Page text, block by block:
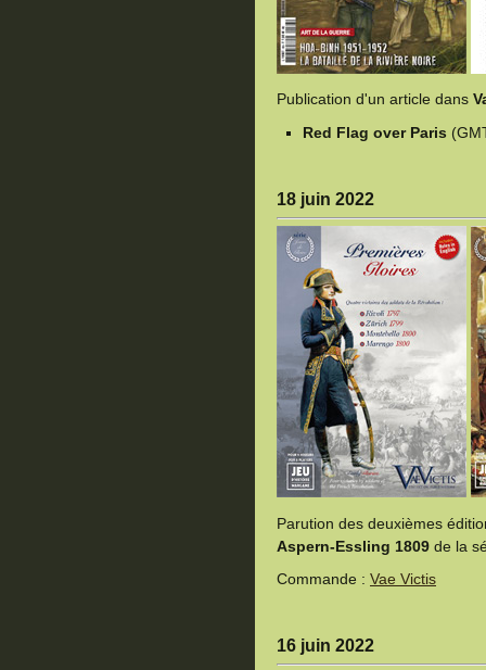
Publication d'un article dans
Red Flag over Paris
18 juin 2022
Parution des deuxièmes
Aspern-Essling 1809 de la
Commande : Vae Victis
16 juin 2022